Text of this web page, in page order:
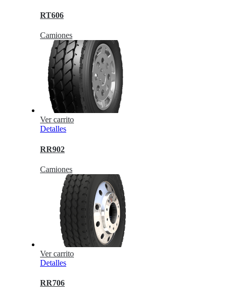
RT606
Camiones
Ver carrito
Detalles
RR902
Camiones
Ver carrito
Detalles
RR706